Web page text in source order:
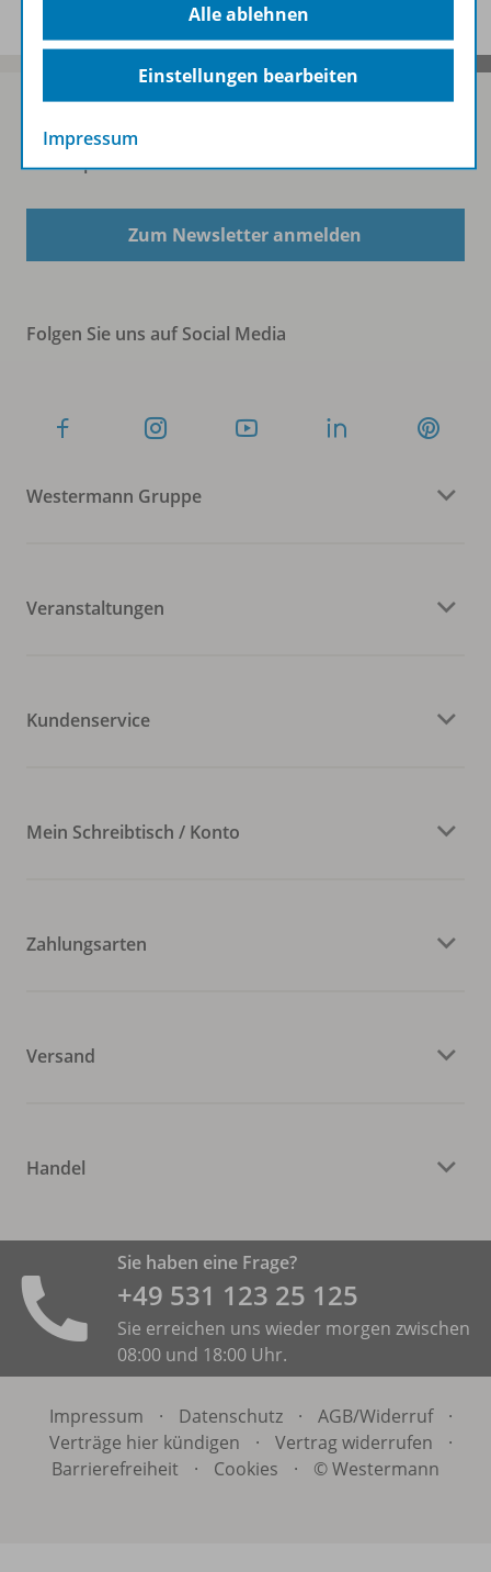
Sofort profitieren
Zum Newsletter anmelden
Folgen Sie uns auf Social Media
Westermann Gruppe
Veranstaltungen
Kundenservice
Mein Schreibtisch / Konto
Zahlungsarten
Versand
Handel
Sie haben eine Frage?
+49 531 ­123 25 125
Sie erreichen uns wieder morgen zwischen
08:00 und 18:00 Uhr.
Impressum · Datenschutz · AGB/Widerruf
·
Verträge hier kündigen
· Vertrag widerrufen
·
Barrierefreiheit
· Cookies · © Westermann
Alle ablehnen
Einstellungen bearbeiten
Impressum